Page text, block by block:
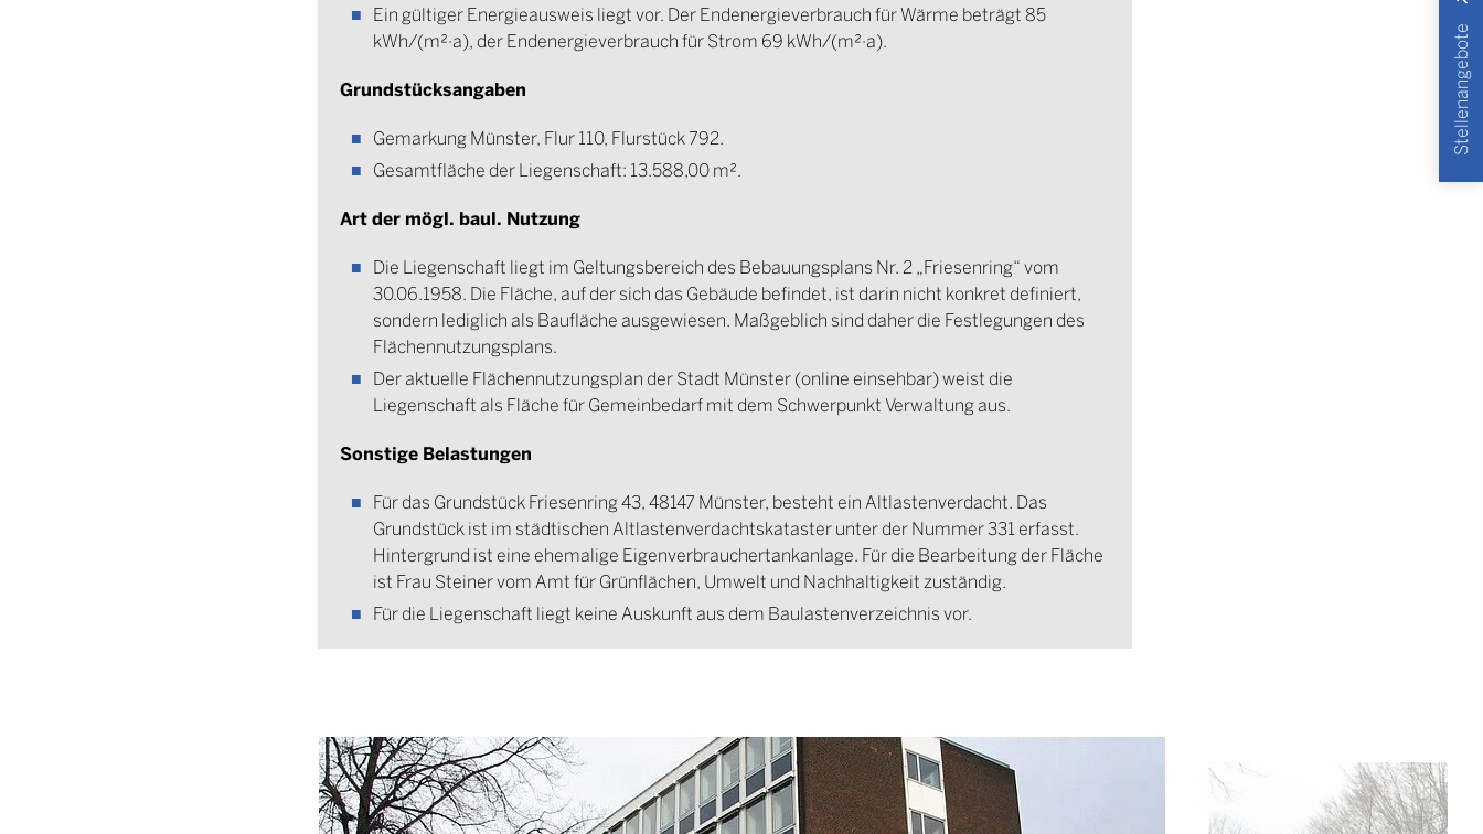
Ein gültiger Energieausweis liegt vor. Der Endenergieverbrauch für Wärme beträgt 85
kWh/(m²·a), der Endenergieverbrauch für Strom 69 kWh/(m²·a).
Grundstücksangaben
Gemarkung Münster, Flur 110, Flurstück 792.
Gesamtfläche der Liegenschaft: 13.588,00 m².
Art der mögl. baul. Nutzung
Die Liegenschaft liegt im Geltungsbereich des Bebauungsplans Nr. 2 „Friesenring“ vom
30.06.1958. Die Fläche, auf der sich das Gebäude befindet, ist darin nicht konkret definiert,
sondern lediglich als Baufläche ausgewiesen. Maßgeblich sind daher die Festlegungen des
Flächennutzungsplans.
Der aktuelle Flächennutzungsplan der Stadt Münster (online einsehbar) weist die
Liegenschaft als Fläche für Gemeinbedarf mit dem Schwerpunkt Verwaltung aus.
Sonstige Belastungen
Für das Grundstück Friesenring 43, 48147 Münster, besteht ein Altlastenverdacht. Das
Grundstück ist im städtischen Altlastenverdachtskataster unter der Nummer 331 erfasst.
Hintergrund ist eine ehemalige Eigenverbrauchertankanlage. Für die Bearbeitung der Fläche
ist Frau Steiner vom Amt für Grünflächen, Umwelt und Nachhaltigkeit zuständig.
Für die Liegenschaft liegt keine Auskunft aus dem Baulastenverzeichnis vor.
Stellenangebote